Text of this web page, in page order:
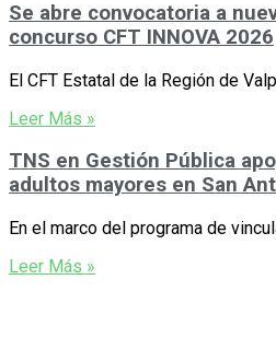
Se abre convocatoria a
concurso CFT INNOVA 2026
El CFT Estatal de la Región de
Leer Más »
TNS en Gestión Pública
adultos mayores en San
En el marco del programa de
Leer Más »